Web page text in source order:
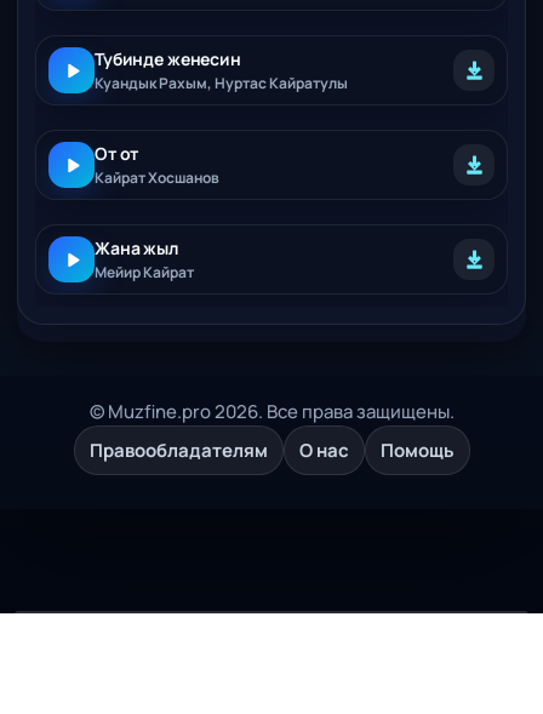
Тубинде женесин
Куандык Рахым, Нуртас Кайратулы
От от
Кайрат Хосшанов
Жана жыл
Мейир Кайрат
© Muzfine.pro 2026. Все права защищены.
Правообладателям
О нас Помощь